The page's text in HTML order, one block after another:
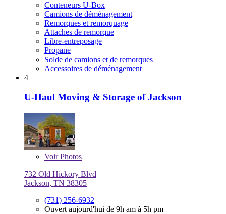
Conteneurs U-Box
Camions de déménagement
Remorques et remorquage
Attaches de remorque
Libre-entreposage
Propane
Solde de camions et de remorques
Accessoires de déménagement
4
U-Haul Moving & Storage of Jackson
VoirPhotos
732 Old Hickory Blvd
Jackson, TN 38305
(731) 256-6932
Ouvert aujourd'hui de 9h am à 5h pm